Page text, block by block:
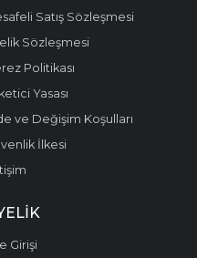
Satış Sözleşmesi
Sözleşmesi
Politikası
Yasası
ve Değişim Koşulları
İlkesi
Girişi